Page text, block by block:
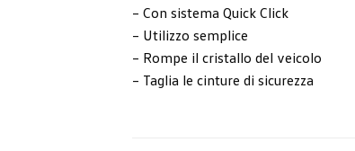
– Con sistema Quick Click
– Utilizzo semplice
– Rompe il cristallo del veicolo
– Taglia le cinture di sicurezza